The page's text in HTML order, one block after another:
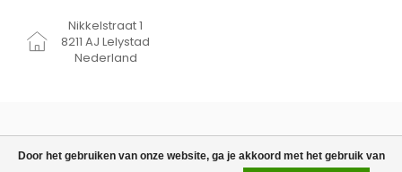
Door het gebruiken van onze website, ga je akkoord met het gebruik van
Nikkelstraat 1
8211 AJ Lelystad
Nederland